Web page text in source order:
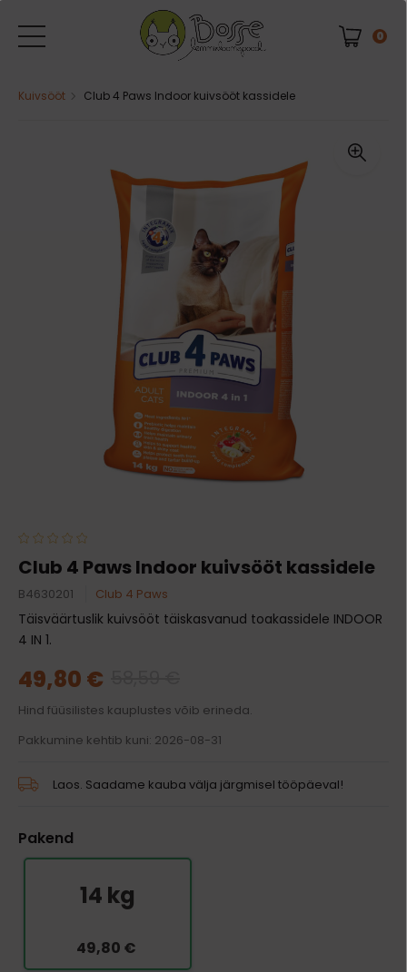
0
Kuivsööt Club 4 Paws Indoor kuivsööt kassidele
Club 4 Paws Indoor kuivsööt kassidele
B4630201 Club 4 Paws
Täisväärtuslik kuivsööt täiskasvanud toakassidele INDOOR
4 IN 1.
49,80 €
Hind füüsilistes kauplustes võib erineda.
Pakkumine kehtib kuni: 2026-08-31
Laos. Saadame kauba välja järgmisel tööpäeval!
Pakend
14 kg
49,80 €